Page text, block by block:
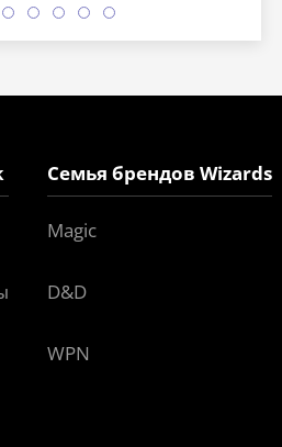
Семья брендов Wizards
Magic
D&D
WPN